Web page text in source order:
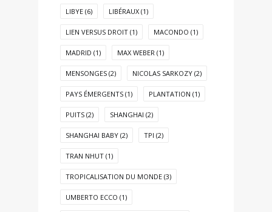
LIBYE (6) LIBÉRAUX (1)
LIEN VERSUS DROIT (1) MACONDO (1)
MADRID (1) MAX WEBER (1)
MENSONGES (2) NICOLAS SARKOZY (2)
PAYS ÉMERGENTS (1) PLANTATION (1)
PUITS (2) SHANGHAI (2)
SHANGHAI BABY (2) TPI (2)
TRAN NHUT (1)
TROPICALISATION DU MONDE (3)
UMBERTO ECCO (1)